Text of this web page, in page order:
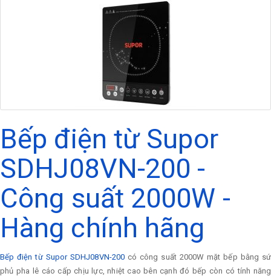
Bếp điện từ Supor
SDHJ08VN-200 -
Công suất 2000W -
Hàng chính hãng
Bếp điện từ Supor SDHJ08VN-200 có công suất 2000W mặt bếp bằng sứ
phủ pha lê cáo cấp chịu lực, nhiệt cao bên cạnh đó bếp còn có tính năng